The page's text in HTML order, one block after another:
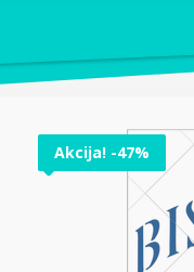
Akcija! -47%